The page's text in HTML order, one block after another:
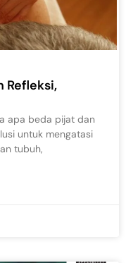
Refleksi,
apa beda pijat dan
untuk mengatasi
tubuh,